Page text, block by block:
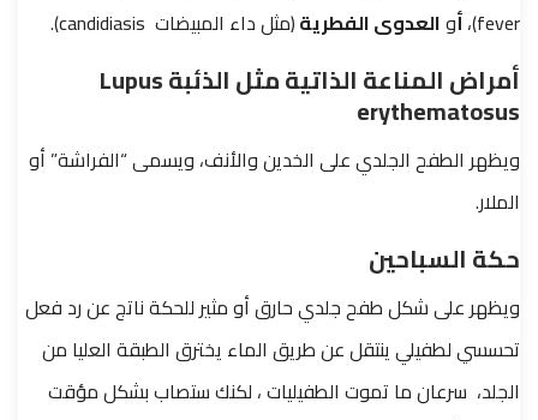
fever)، أوالعدوى الفطرية(مثلداء المبيضات .
أمراض المناعة الذاتية مثل الذئبةLupus
erythematosus
ويظهر الطفح الجلدي على الخدين والأنف، ويسمى “الفراشة” أو
الملار.
حكة السباحين
ويظهر على شكل طفح جلدي حارق أو مثير للحكة ناتج عن رد فعل
تحسسي لطفيلي ينتقل عن طريق الماء يخترق الطبقة العليا من
الجلد، سرعان ما تموت الطفيليات ، لكنك ستصاب بشكل مؤقت